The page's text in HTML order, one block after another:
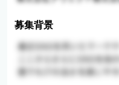
募集背景